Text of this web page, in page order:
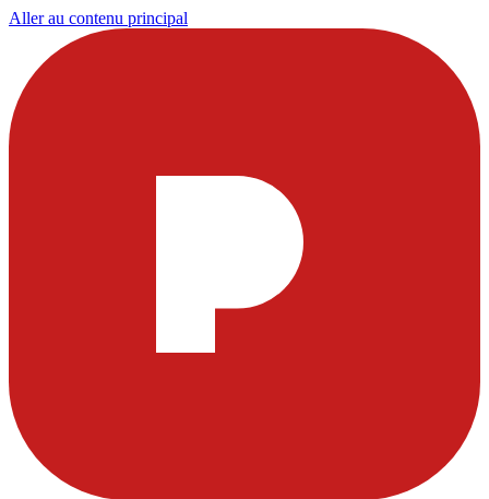
Aller au contenu principal